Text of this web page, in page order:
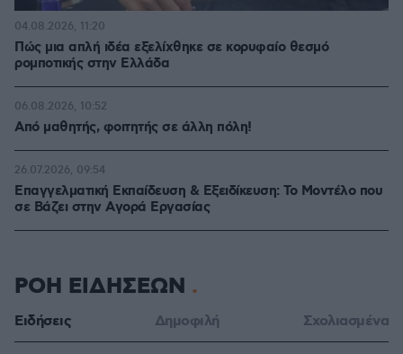
Πώς μια απλή ιδέα εξελίχθηκε σε κορυφαίο θεσμό
ρομποτικής στην Ελλάδα
04.08.2026, 11:20
Από μαθητής, φοιτητής σε άλλη πόλη!
06.08.2026, 10:52
Επαγγελματική Εκπαίδευση & Εξειδίκευση: Το Mοντέλο που
σε Bάζει στην Aγορά Eργασίας
26.07.2026, 09:54
ΡΟΗ ΕΙΔΗΣΕΩΝ
Ειδήσεις Δημοφιλή Σχολιασμένα